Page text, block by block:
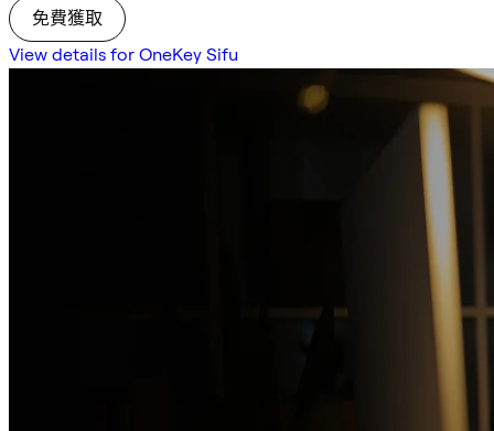
免費獲取
View details for OneKey Sifu